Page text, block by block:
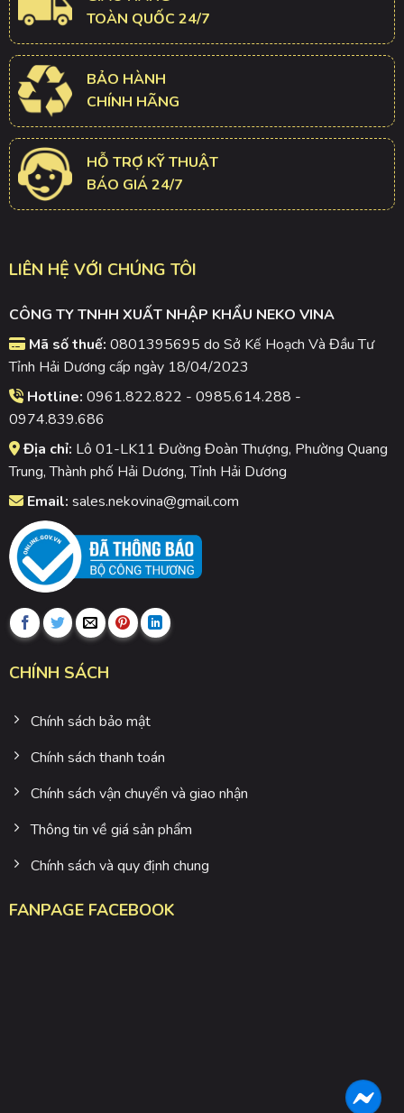
TOÀN QUỐC 24/7
BẢO HÀNH
CHÍNH HÃNG
HỖ TRỢ KỸ THUẬT
BÁO GIÁ 24/7
LIÊN HỆ VỚI CHÚNG TÔI
CÔNG TY TNHH XUẤT NHẬP KHẨU NEKO VINA
Mã số thuế: 0801395695 do Sở Kế Hoạch Và Đầu Tư
Tỉnh Hải Dương cấp ngày 18/04/2023
Hotline: 0961.822.822 - 0985.614.288 -
0974.839.686
Địa chỉ: Lô 01-LK11 Đường Đoàn Thượng, Phường Quang
Trung, Thành phố Hải Dương, Tỉnh Hải Dương
Email: sales.nekovina@gmail.com
CHÍNH SÁCH
Chính sách bảo mật
Chính sách thanh toán
Chính sách vận chuyển và giao nhận
Thông tin về giá sản phẩm
Chính sách và quy định chung
FANPAGE FACEBOOK